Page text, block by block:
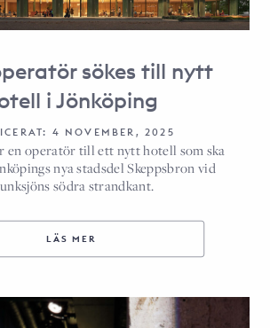
sökes till nytt
i Jönköping
4 NOVEMBER, 2025
en operatör till ett nytt hotell som ska
nya stadsdel Skeppsbron vid
södra strandkant.
LÄS MER